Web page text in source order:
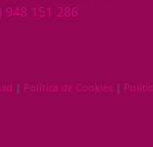
948 151 286
| Política de Cookies|